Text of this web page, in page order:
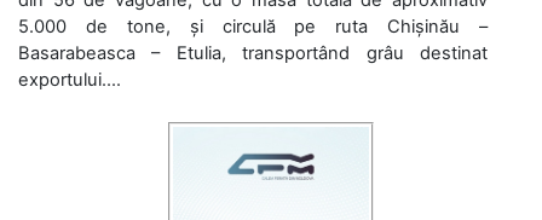
5.000 de tone, și circulă pe ruta Chișinău –
Basarabeasca – Etulia, transportând grâu destinat
exportului....